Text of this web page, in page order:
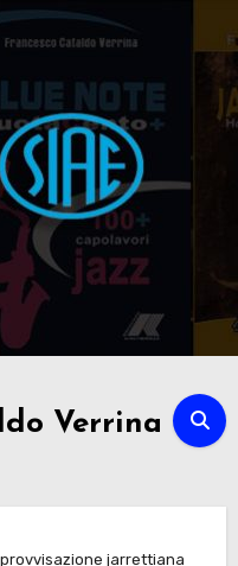
Verrina
jarrettiana